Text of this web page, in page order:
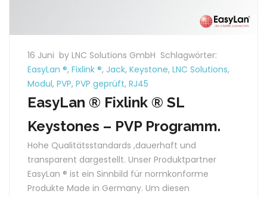
16 Juni by LNC Solutions GmbH Schlagwörter:
EasyLan ®, Fixlink ®, Jack, Keystone, LNC Solutions,
Modul, PVP, PVP geprüft, RJ45
EasyLan ® Fixlink ® SL
Keystones – PVP Programm.
Hohe Qualitätsstandards ,dauerhaft und
transparent dargestellt. Unser Produktpartner
EasyLan ® ist ein Sinnbild für normkonforme
Produkte Made in Germany. Um diesen